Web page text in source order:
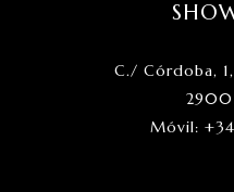
C./ Córdoba,
Móvil: